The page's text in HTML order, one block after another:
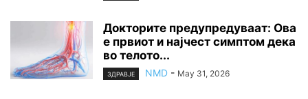
Докторите предупредуваат: Ова
е првиот и најчест симптом дека
во телото...
ЗДРАВЈЕ NMD - May 31, 2026